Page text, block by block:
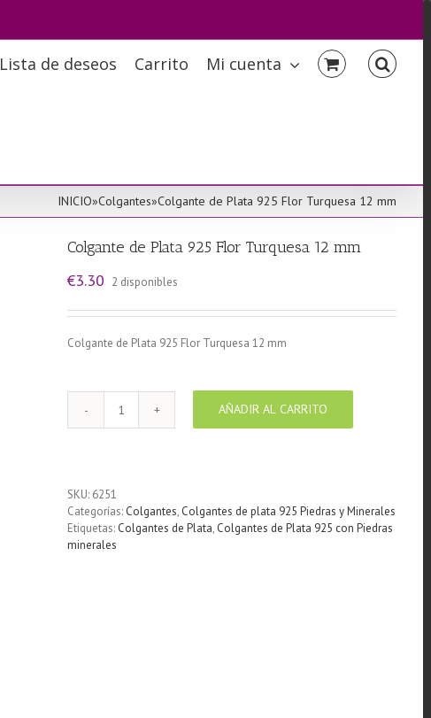
Lista de deseos Carrito Mi cuenta
INICIO»Colgantes»Colgante de Plata 925 Flor Turquesa 12 mm
Colgante de Plata 925 Flor Turquesa 12 mm
€3.30 2 disponibles
Colgante de Plata 925 Flor Turquesa 12 mm
Colgante
12
mm
AÑADIR AL CARRITO
SKU: 6251
Categorías: Colgantes, Colgantes de plata 925 Piedras y Minerales
Etiquetas: Colgantes de Plata, Colgantes de Plata 925 con Piedras
minerales